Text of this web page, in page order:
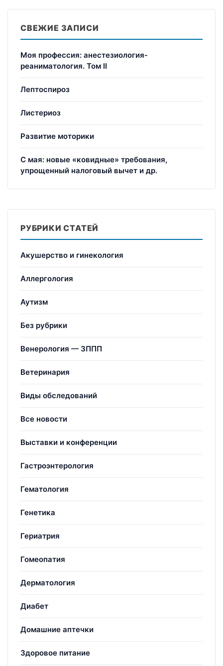
СВЕЖИЕ ЗАПИСИ
Моя профессия: анестезиология-
реаниматология. Том II
Лептоспироз
Листериоз
Развитие моторики
С мая: новые «ковидные» требования,
упрощенный налоговый вычет и др.
РУБРИКИ СТАТЕЙ
Акушерство и гинекология
Аллергология
Аутизм
Без рубрики
Венерология — ЗППП
Ветеринария
Виды обследований
Все новости
Выставки и конференции
Гастроэнтерология
Гематология
Генетика
Гериатрия
Гомеопатия
Дерматология
Диабет
Домашние аптечки
Здоровое питание